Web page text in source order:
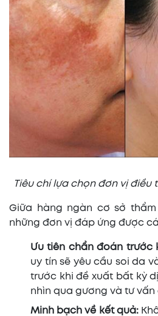
Tiêu chí lựa chọn đơn vị điều
Giữa hàng ngàn cơ sở
những đơn vị đáp ứng được
Ưu tiên chẩn đoán trước
uy tín sẽ yêu cầu soi da
trước khi đề xuất bất kỳ
nhìn qua gương và tư vấn
Minh bạch về kết quả: